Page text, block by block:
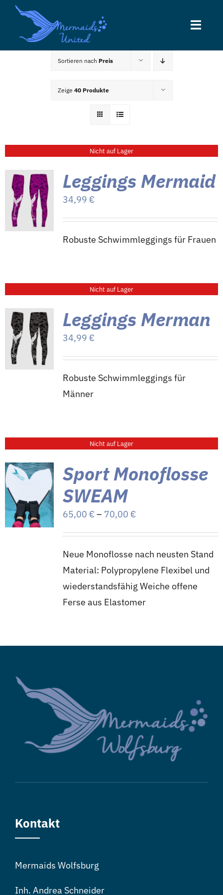
Zum
springen
Über uns
Kontakt
Warenkorb
Sortieren nach Preis
Zeige 40 Produkte
Nicht auf Lager
Leggings Mermaid
34,99 €
Robuste Schwimmleggings für Frauen
Nicht auf Lager
Leggings Merman
34,99 €
Robuste Schwimmleggings für
Männer
Nicht auf Lager
Sport Monoflosse
SWEAM
65,00 €– 70,00 €Preisspanne:
65,00 €
Neue Monoflosse nach neusten Stand
Material: Polypropylene Flexibel und
wiederstandsfähig Weiche offene
Ferse aus Elastomer
Kontakt
Mermaids Wolfsburg
Inh. Andrea Schneider